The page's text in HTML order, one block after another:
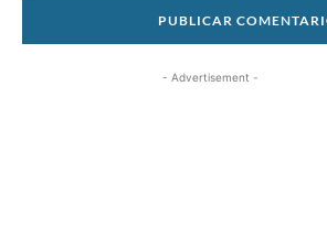
- Advertisement -